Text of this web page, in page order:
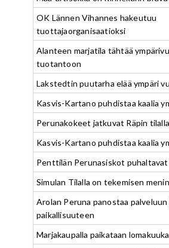
OK Lännen Vihannes hakeutuu
tuottajaorganisaatioksi
Alanteen marjatila tähtää
tuotantoon
Lakstedtin puutarha elää ympäri
Kasvis-Kartano puhdistaa kaalia
Perunakokeet jatkuvat Räpin tilalla
Kasvis-Kartano puhdistaa kaalia
Penttilän Perunasiskot
Simulan Tilalla on tekemisen
Arolan Peruna panostaa palveluun
paikallisuuteen
Marjakaupalla paikataan